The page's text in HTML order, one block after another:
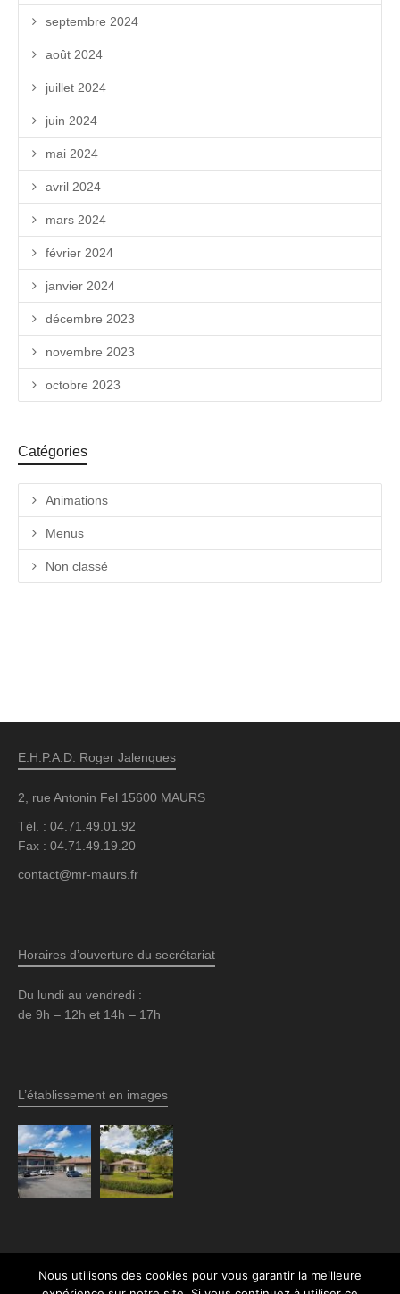
septembre 2024
août 2024
juillet 2024
juin 2024
mai 2024
avril 2024
mars 2024
février 2024
janvier 2024
décembre 2023
novembre 2023
octobre 2023
Catégories
Animations
Menus
Non classé
E.H.P.A.D. Roger Jalenques
2, rue Antonin Fel 15600 MAURS
Tél. : 04.71.49.01.92
Fax : 04.71.49.19.20
contact@mr-maurs.fr
Horaires d’ouverture du secrétariat
Du lundi au vendredi :
de 9h – 12h et 14h – 17h
L’établissement en images
Nous utilisons des cookies pour vous garantir la meilleure